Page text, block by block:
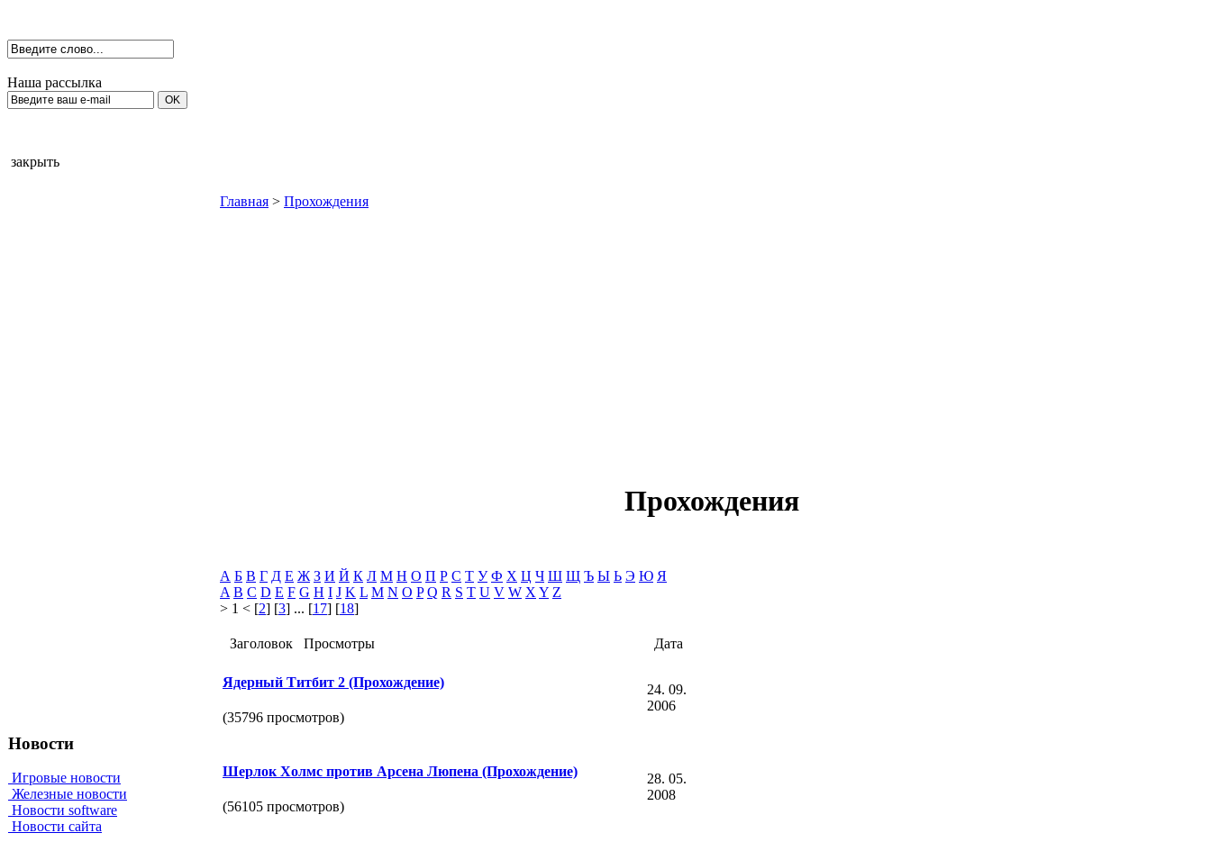
Наша рассылка
закрыть
Новости
Игровые новости
Железные новости
Новости software
Новости сайта
Главная > Прохождения
Прохождения
А Б В Г Д Е Ж З И Й К Л М Н О П Р С Т У Ф Х Ц Ч Ш Щ Ъ Ы Ь Э Ю Я
A B C D E F G H I J K L M N O P Q R S T U V W X Y Z
> 1 < [2] [3] ... [17] [18]
Заголовок Просмотры Дата
Ядерный Титбит 2 (Прохождение)
(35796 просмотров)
24. 09.
2006
Шерлок Холмс против Арсена Люпена (Прохождение)
(56105 просмотров)
28. 05.
2008